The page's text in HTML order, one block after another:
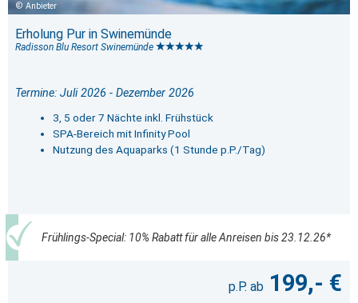
Anbieter
Erholung Pur in Swinemünde
Radisson Blu Resort Swinemünde
Termine: Juli 2026 - Dezember 2026
3, 5 oder 7 Nächte inkl. Frühstück
SPA-Bereich mit Infinity Pool
Nutzung des Aquaparks (1 Stunde p.P./Tag)
Frühlings-Special: 10% Rabatt für alle Anreisen bis 23.12.26*
199,- €